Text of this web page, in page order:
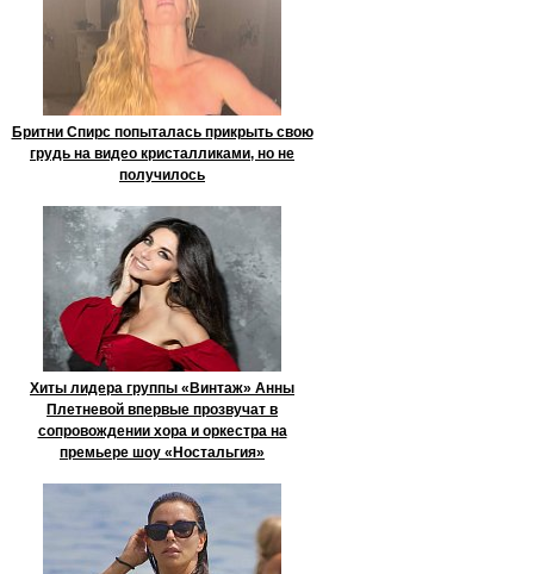
Бритни Спирс попыталась прикрыть свою
грудь на видео кристалликами, но не
получилось
Хиты лидера группы «Винтаж» Анны
Плетневой впервые прозвучат в
сопровождении хора и оркестра на
премьере шоу «Ностальгия»